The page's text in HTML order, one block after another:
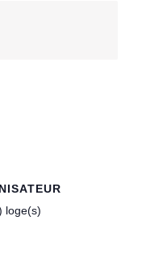
loge(s)